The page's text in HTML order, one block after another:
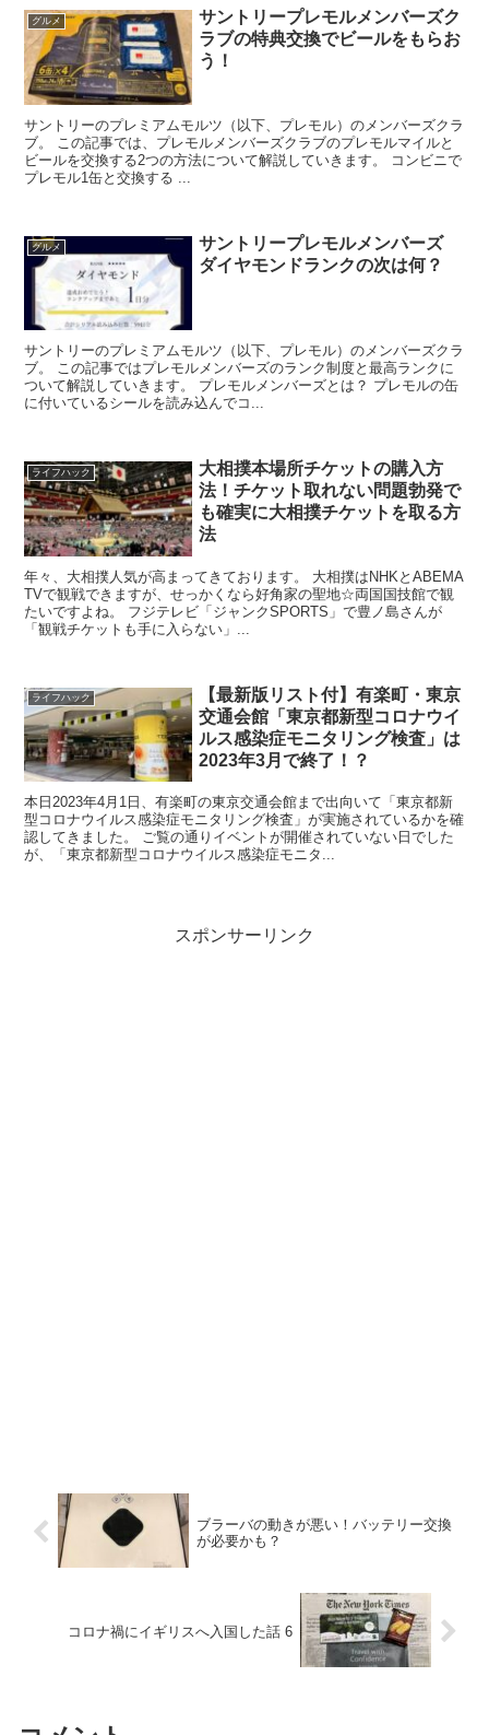
グルメ
サントリープレモルメンバーズク
ラブの特典交換でビールをもらお
う！
サントリーのプレミアムモルツ（以下、プレモル）のメンバーズクラ
ブ。 この記事では、プレモルメンバーズクラブのプレモルマイルと
ビールを交換する2つの方法について解説していきます。 コンビニで
プレモル1缶と交換する ...
グルメ
サントリープレモルメンバーズ
ダイヤモンドランクの次は何？
サントリーのプレミアムモルツ（以下、プレモル）のメンバーズクラ
ブ。 この記事ではプレモルメンバーズのランク制度と最高ランクに
ついて解説していきます。 プレモルメンバーズとは？ プレモルの缶
に付いているシールを読み込んでコ...
ライフハック
大相撲本場所チケットの購入方
法！チケット取れない問題勃発で
も確実に大相撲チケットを取る方
法
年々、大相撲人気が高まってきております。 大相撲はNHKとABEMA
TVで観戦できますが、せっかくなら好角家の聖地☆両国国技館で観
たいですよね。 フジテレビ「ジャンクSPORTS」で豊ノ島さんが
「観戦チケットも手に入らない」...
ライフハック
【最新版リスト付】有楽町・東京
交通会館「東京都新型コロナウイ
ルス感染症モニタリング検査」は
2023年3月で終了！？
本日2023年4月1日、有楽町の東京交通会館まで出向いて「東京都新
型コロナウイルス感染症モニタリング検査」が実施されているかを確
認してきました。 ご覧の通りイベントが開催されていない日でした
が、「東京都新型コロナウイルス感染症モニタ...
スポンサーリンク
ブラーバの動きが悪い！バッテリー交換
が必要かも？
コロナ禍にイギリスへ入国した話 6